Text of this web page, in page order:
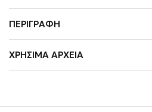
ΠΕΡΙΓΡΑΦΉ
ΧΡΉΣΙΜΑ ΑΡΧΕΊΑ